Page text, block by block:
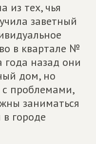
из тех, чья
заветный
в квартале №
года назад они
дом, но
проблемами,
заниматься
городе